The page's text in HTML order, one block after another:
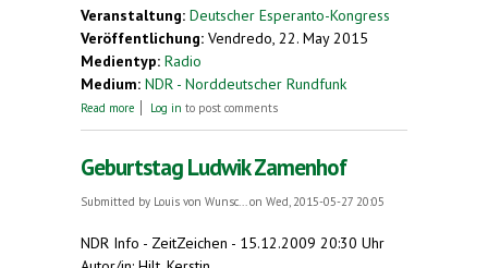
Veranstaltung: Deutscher Esperanto-Kongress
Veröffentlichung: Vendredo, 22. May 2015
Medientyp: Radio
Medium: NDR - Norddeutscher Rundfunk
Read more about Esperanto-Kongress in Hameln
Log in to post comments
Geburtstag Ludwik Zamenhof
Submitted by Louis von Wunsc... on Wed, 2015-05-27 20:05
NDR Info - ZeitZeichen - 15.12.2009 20:30 Uhr